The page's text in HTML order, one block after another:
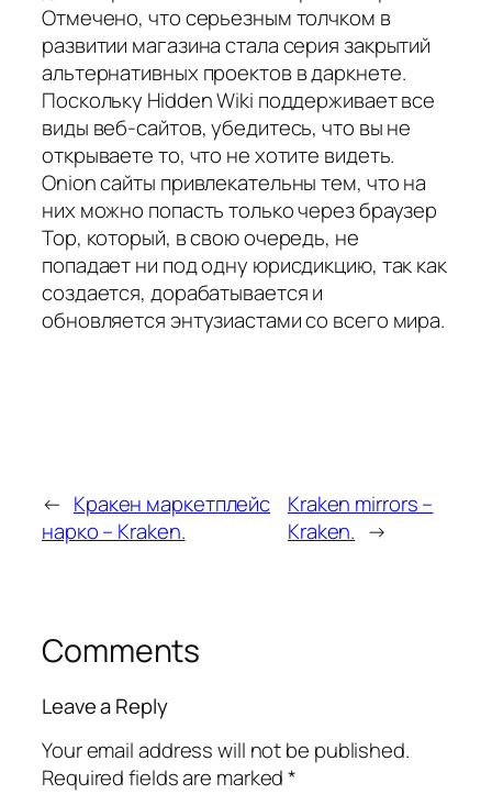
Отмечено, что серьезным толчком в
развитии магазина стала серия закрытий
альтернативных проектов в даркнете.
Поскольку Hidden Wiki поддерживает все
виды веб-сайтов, убедитесь, что вы не
открываете то, что не хотите видеть.
Onion сайты привлекательны тем, что на
них можно попасть только через браузер
Тор, который, в свою очередь, не
попадает ни под одну юрисдикцию, так как
создается, дорабатывается и
обновляется энтузиастами со всего мира.
← Кракен маркетплейс
нарко – Kraken.
Kraken mirrors –
Kraken. →
Comments
Leave a Reply
Your email address will not be published.
Required fields are marked*